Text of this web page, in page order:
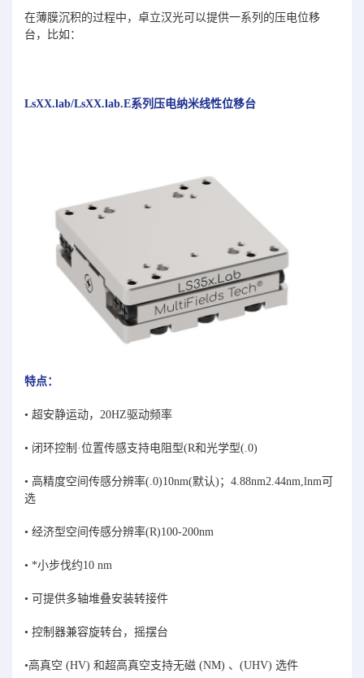
在薄膜沉积的过程中，卓立汉光可以提供一系列的压电位移
台，比如：
LsXX.lab/LsXX.lab.E系列压电纳米线性位移台
特点：
• 超安静运动，20HZ驱动频率
• 闭环控制·位置传感支持电阻型(R和光学型(.0)
• 高精度空间传感分辨率(.0)10nm(默认)；4.88nm2.44nm,lnm可
选
• 经济型空间传感分辨率(R)100-200nm
• *小步伐约10 nm
• 可提供多轴堆叠安装转接件
• 控制器兼容旋转台，摇摆台
•高真空 (HV) 和超高真空支持无磁 (NM) 、(UHV) 选件